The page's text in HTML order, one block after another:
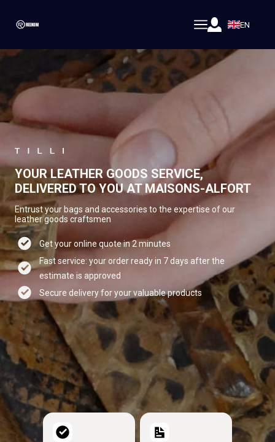
EN
YOUR LEATHER GOODS SERVICE,
DELIVERED TO YOU AT MAISONS-ALFORT
Entrust your bags and accessories to the expertise of our
leather goods craftsmen
Get your online quote in 2 minutes
Fast service: your order ready in 7 days after the
estimate is approved
Secure delivery for your valuable products